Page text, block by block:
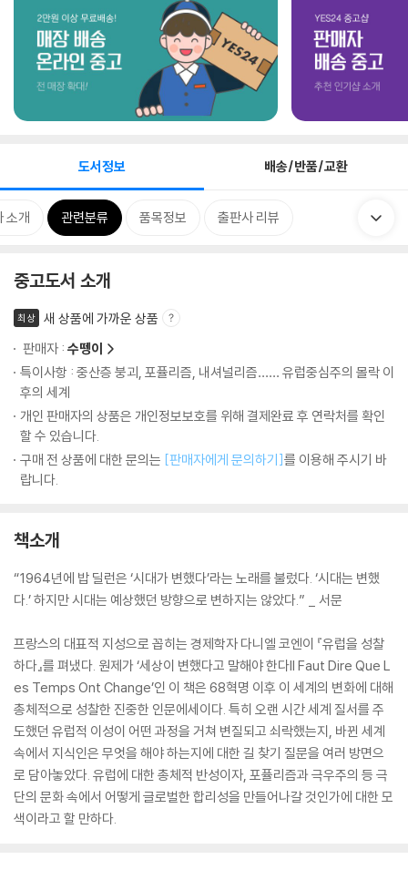
도서정보 배송/반품/교환
소개 관련분류 품목정보 출판사 리뷰
중고도서 소개
최상
새 상품에 가까운 상품
판매자 : 수뗑이
특이사항 : 중산층 붕괴, 포퓰리즘, 내셔널리즘…… 유럽중심주의 몰락 이
후의 세계
개인 판매자의 상품은 개인정보보호를 위해 결제완료 후 연락처를 확인
할 수 있습니다.
구매 전 상품에 대한 문의는 [판매자에게 문의하기]를 이용해 주시기 바
랍니다.
책소개
“1964년에 밥 딜런은 ‘시대가 변했다’라는 노래를 불렀다. ‘시대는 변했
다.’ 하지만 시대는 예상했던 방향으로 변하지는 않았다.” _ 서문
프랑스의 대표적 지성으로 꼽히는 경제학자 다니엘 코엔이 『유럽을 성찰
하다』를 펴냈다. 원제가 ‘세상이 변했다고 말해야 한다Il Faut Dire Que L
es Temps Ont Change’인 이 책은 68혁명 이후 이 세계의 변화에 대해
총체적으로 성찰한 진중한 인문에세이다. 특히 오랜 시간 세계 질서를 주
도했던 유럽적 이성이 어떤 과정을 거쳐 변질되고 쇠락했는지, 바뀐 세계
속에서 지식인은 무엇을 해야 하는지에 대한 길 찾기 질문을 여러 방면으
로 담아놓았다. 유럽에 대한 총체적 반성이자, 포퓰리즘과 극우주의 등 극
단의 문화 속에서 어떻게 글로벌한 합리성을 만들어나갈 것인가에 대한 모
색이라고 할 만하다.